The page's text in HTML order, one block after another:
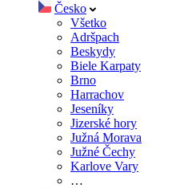
Česko
Všetko
Adršpach
Beskydy
Biele Karpaty
Brno
Harrachov
Jeseníky
Jizerské hory
Južná Morava
Južné Čechy
Karlove Vary
…